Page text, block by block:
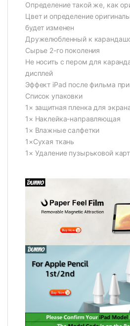
Определение такой же, как
Цвет и определение
будет изменен
Дружелюбленный к
Сырье 2-го поколения
Не носить с пером для
дисплей
Эффект iPad после фильма
Список упаковки
1× защитная пленка для
1× Наклейка-направляющая
1× Влажные салфетки
1×Сухая ткань
1× Удаление пузырьковой